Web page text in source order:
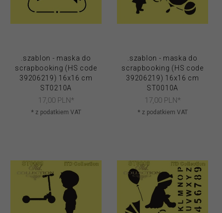
.szablon - maska do
scrapbooking (HS code
39206219) 16x16 cm
ST0210A
17, 00 PLN*
* z podatkiem VAT
.szablon - maska do
scrapbooking (HS code
39206219) 16x16 cm
ST0010A
17, 00 PLN*
* z podatkiem VAT